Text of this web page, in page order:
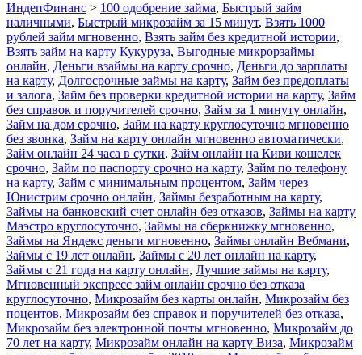
ИндепФинанс > 100 одобрение займа, Быстрый займ
наличными, Быстрый микрозайм за 15 минут, Взять 1000
рублей займ мгновенно, Взять займ без кредитной истории,
Взять займ на карту Кукуруза, Выгодные микрорзаймы
онлайн, Деньги взаймы на карту срочно, Деньги до зарплаты
на карту, Долгосрочные займы на карту, Займ без предоплаты
и залога, Займ без проверки кредитной истории на карту, Займ
без справок и поручителей срочно, Займ за 1 минуту онлайн,
Займ на дом срочно, Займ на карту круглосуточно мгновенно
без звонка, Займ на карту онлайн мгновенно автоматически,
Займ онлайн 24 часа в сутки, Займ онлайн на Киви кошелек
срочно, Займ по паспорту срочно на карту, Займ по телефону
на карту, Займ с минимальным процентом, Займ через
Юнистрим срочно онлайн, Займы безработным на карту,
Займы на банковский счет онлайн без отказов, Займы на карту
Маэстро круглосуточно, Займы на сберкнижку мгновенно,
Займы на Яндекс деньги мгновенно, Займы онлайн Вебмани,
Займы с 19 лет онлайн, Займы с 20 лет онлайн на карту,
Займы с 21 года на карту онлайн, Лучшие займы на карту,
Мгновенный экспресс займ онлайн срочно без отказа
круглосуточно, Микрозайм без карты онлайн, Микрозайм без
поцентов, Микрозайм без справок и поручителей без отказа,
Микрозайм без электронной почты мгновенно, Микрозайм до
70 лет на карту, Микрозайм онлайн на карту Виза, Микрозайм